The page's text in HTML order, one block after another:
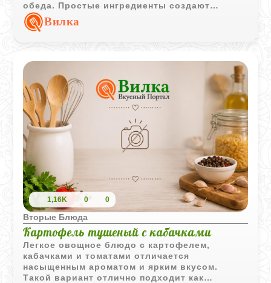
обеда. Простые ингредиенты создают
насыщенный и сбалансированный вкус.
Вилка
1,16K 0 0
Вторые Блюда
Картофель тушеный с кабачками
Легкое овощное блюдо с картофелем,
кабачками и томатами отличается
насыщенным ароматом и ярким вкусом.
Такой вариант отлично подходит как